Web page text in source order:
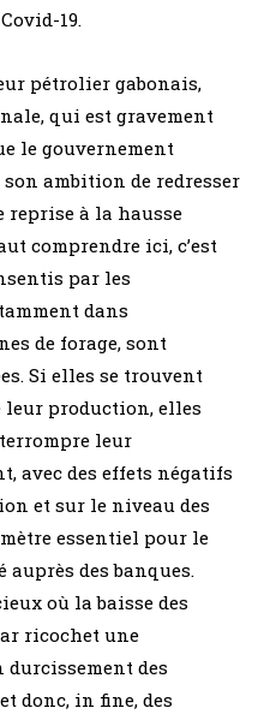
19.
pétrolier gabonais,
qui est gravement
le gouvernement
ambition de redresser
reprise à la hausse
comprendre ici, c’est
par les
dans
de forage, sont
Si elles se trouvent
leur production, elles
leur
avec des effets négatifs
et sur le niveau des
essentiel pour le
des banques.
où la baisse des
ricochet une
des
donc, in fine, des